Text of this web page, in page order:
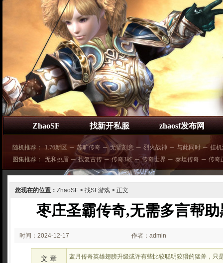
ZhaoSF 找新开私服 zhaosf发布网
随机推荐： 1.76新区 ─ 苏旷传奇 ─ 无需刻意 ─ 烈火战神 ─ 与此同时 ─ 挂
图集推荐：
无和挑眉 ─ 找复古传 ─ 传奇3乾 ─ 传奇世界 ─ 泰坦传奇 ─ 传奇
您现在的位置： ZhaoSF > 找SF游戏 > 正文
枣庄圣霸传奇,无需多言帮
时间：2024-12-17
02:27:09
作者：admin
文 章
蓝月传奇英雄翅膀升级或许有些比较聪明狡猾的猛兽，只